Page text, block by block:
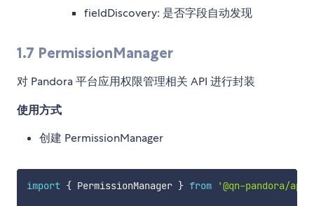
fieldDiscovery: 是否字段自动发现
1.7 PermissionManager
对 Pandora 平台应用权限管理相关 API 进行封装
使用方式
创建 PermissionManager
import { PermissionManager } from '@qn-pandora/